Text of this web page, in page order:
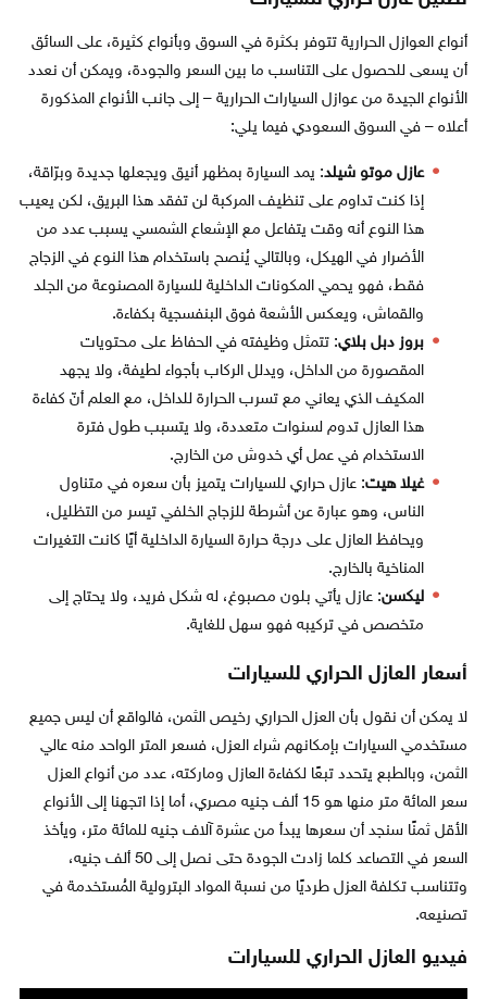
أنواع العوازل الحرارية تتوفر بكثرة في السوق وبأنواع كثيرة، على السائق
أن يسعى للحصول على التناسب ما بين السعر والجودة، ويمكن أن نعدد
الأنواع الجيدة من عوازل السيارات الحرارية – إلى جانب الأنواع المذكورة
أعلاه – في السوق السعودي فيما يلي:
عازل موتو شيلد: يمد السيارة بمظهر أنيق ويجعلها جديدة وبرّاقة،
إذا كنت تداوم على تنظيف المركبة لن تفقد هذا البريق، لكن يعيب
هذا النوع أنه وقت يتفاعل مع الإشعاع الشمسي يسبب عدد من
الأضرار في الهيكل، وبالتالي يُنصح باستخدام هذا النوع في الزجاج
فقط، فهو يحمي المكونات الداخلية للسيارة المصنوعة من الجلد
والقماش، ويعكس الأشعة فوق البنفسجية بكفاءة.
بروز دبل بلاي: تتمثل وظيفته في الحفاظ على محتويات
المقصورة من الداخل، ويدلل الركاب بأجواء لطيفة، ولا يجهد
المكيف الذي يعاني مع تسرب الحرارة للداخل، مع العلم أنّ كفاءة
هذا العازل تدوم لسنوات متعددة، ولا يتسبب طول فترة
الاستخدام في عمل أي خدوش من الخارج.
غيلا هيت: عازل حراري للسيارات يتميز بأن سعره في متناول
الناس، وهو عبارة عن أشرطة للزجاج الخلفي تيسر من التظليل،
ويحافظ العازل على درجة حرارة السيارة الداخلية أيًا كانت التغيرات
المناخية بالخارج.
ليكسن: عازل يأتي بلون مصبوغ، له شكل فريد، ولا يحتاج إلى
متخصص في تركيبه فهو سهل للغاية.
أسعار العازل الحراري للسيارات
لا يمكن أن نقول بأن العزل الحراري رخيص الثمن، فالواقع أن ليس جميع
مستخدمي السيارات بإمكانهم شراء العزل، فسعر المتر الواحد منه عالي
الثمن، وبالطبع يتحدد تبعًا لكفاءة العازل وماركته، عدد من أنواع العزل
سعر المائة متر منها هو 15 ألف جنيه مصري، أما إذا اتجهنا إلى الأنواع
الأقل ثمنًا سنجد أن سعرها يبدأ من عشرة آلاف جنيه للمائة متر، ويأخذ
السعر في التصاعد كلما زادت الجودة حتى نصل إلى 50 ألف جنيه،
وتتناسب تكلفة العزل طرديًا من نسبة المواد البترولية المُستخدمة في
تصنيعه.
فيديو العازل الحراري للسيارات